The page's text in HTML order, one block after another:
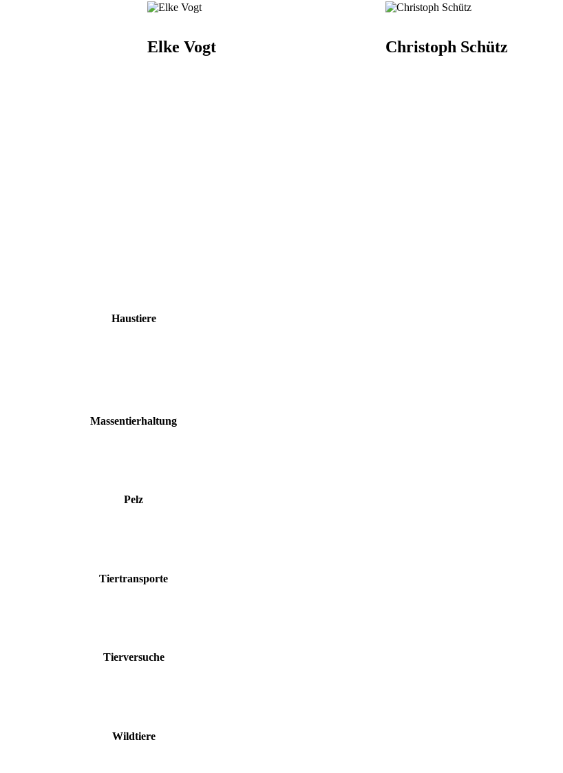
Elke Vogt Christoph Schütz
Haustiere
Massentierhaltung
Pelz
Tiertransporte
Tierversuche
Wildtiere